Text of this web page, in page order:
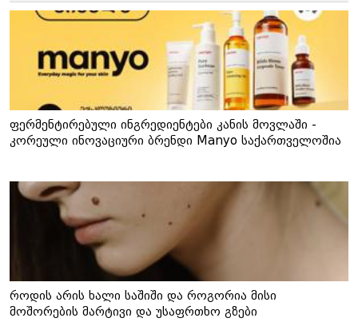
ფერმენტირებული ინგრედიენტები კანის მოვლაში -
კორეული ინოვაციური ბრენდი Manyo საქართველოშია
როდის არის ხალი საშიში და როგორია მისი
მოშორების მარტივი და უსაფრთხო გზები